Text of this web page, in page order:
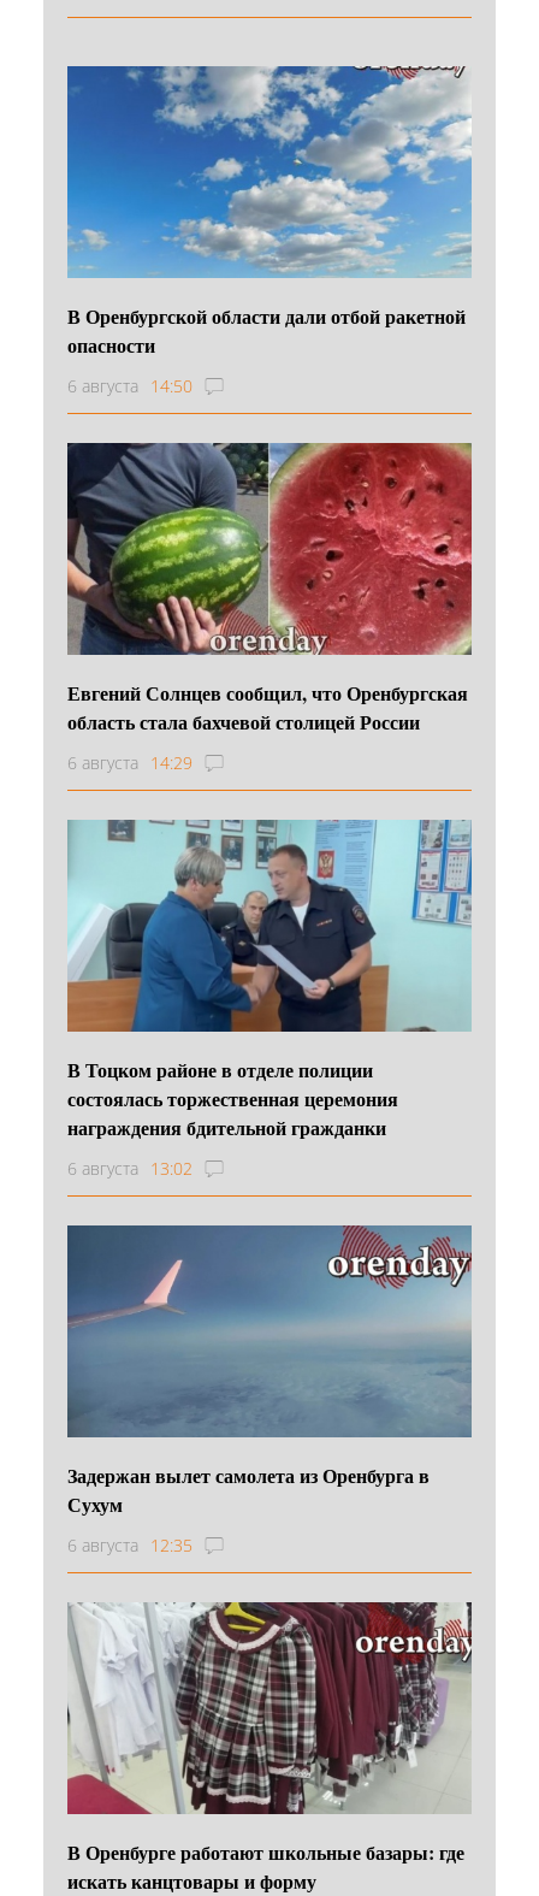
В Оренбургской области дали отбой ракетной
опасности
6 августа 14:50
Евгений Солнцев сообщил, что Оренбургская
область стала бахчевой столицей России
6 августа 14:29
В Тоцком районе в отделе полиции
состоялась торжественная церемония
награждения бдительной гражданки
6 августа 13:02
Задержан вылет самолета из Оренбурга в
Сухум
6 августа 12:35
В Оренбурге работают школьные базары: где
искать канцтовары и форму